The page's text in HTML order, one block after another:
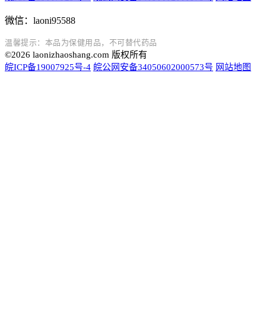
微信：laoni95588
温馨提示：本品为保健用品，不可替代药品
©2026 laonizhaoshang.com 版权所有
皖ICP备19007925号-4 皖公网安备34050602000573号 网站地图